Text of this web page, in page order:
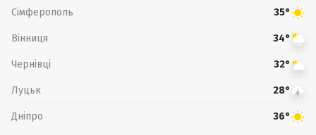
Сімферополь 35°
Вінниця 34°
Чернівці 32°
Луцьк 28°
Дніпро 36°